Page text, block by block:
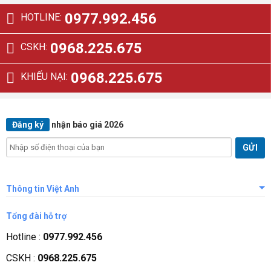
40.000.000₫.
7.600.000₫.
HOTLINE: 0977.992.456
CSKH: 0968.225.675
KHIẾU NẠI: 0968.225.675
Đăng ký nhận báo giá 2026
Thông tin Việt Anh
Giới thiệu công ty
Tầm nhìn sứ mệnh
Quá trình phát triển
Tổng đài hỗ trợ
Hotline : 0977.992.456
CSKH : 0968.225.675